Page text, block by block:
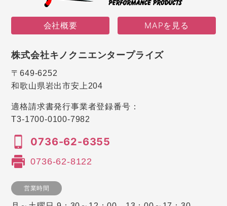
会社概要 MAPを見る
株式会社キノクニエンタープライズ
〒649-6252
和歌山県岩出市安上204
適格請求書発行事業者登録番号：
T3-1700-0100-7982
0736-62-6355
0736-62-8122
営業時間